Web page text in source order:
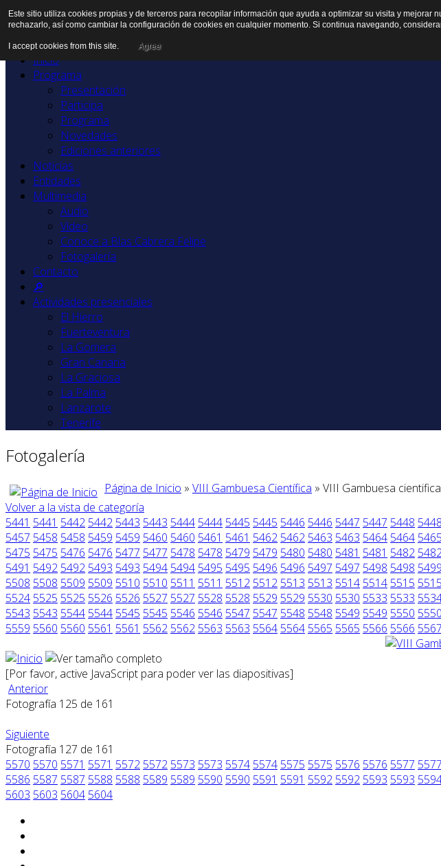
Inicio
Programa
Presentación
Participa
Programa
Novedades
Ediciones anteriores
Noticias
Entidades
Multimedia
Audio
Vídeo
Conoce a Blas Cabrera Felipe
Fotogalería
Contacto
🔎
Actividades presenciales
El Hierro
Fuerteventura
La Gomera
Gran Canaria
La Graciosa
La Palma
Lanzarote
Tenerife
Fotogalería
Página de Inicio » VIII Gambuesa Científica » VIII Gambuesa
Volver a la vista de categoría
5441 5441 5442 5442 5443 5443 5444 5444 5445 5445 5446 5446 5447 5447 5448 5448
5457 5458 5458 5459 5459 5460 5460 5461 5461 5462 5462 5463 5463 5464 5464 5465
5475 5475 5476 5476 5477 5477 5478 5478 5479 5479 5480 5480 5481 5481 5482
5491 5492 5492 5493 5493 5494 5494 5495 5495 5496 5496 5497 5497 5498 5498 5499
5508 5508 5509 5509 5510 5510 5511 5511 5512 5512 5513 5513 5514 5514 5515 5515
5524 5525 5525 5526 5526 5527 5527 5528 5528 5529 5529 5530 5530 5533 5533
5543 5543 5544 5544 5545 5545 5546 5546 5547 5547 5548 5548 5549 5549 5550 5550
5559 5560 5560 5561 5561 5562 5562 5563 5563 5564 5564 5565 5565 5566 5566 5567
[Por favor, active JavaScript para poder ver las diapositivas]
Anterior
Fotografía 125 de 161
Siguiente
Fotografía 127 de 161
5570 5570 5571 5571 5572 5572 5573 5573 5574 5574 5575 5575 5576 5576 5577 5577
5586 5587 5587 5588 5588 5589 5589 5590 5590 5591 5591 5592 5592 5593 5593
5603 5603 5604 5604
Este sitio utiliza cookies propias y de terceros para recopilar información que ayuda a optimizar su visita y
rechazarlo, así como cambiar la configuración de cookies en cualquier momento. Si continua navegando,
I accept cookies from this site. Agree